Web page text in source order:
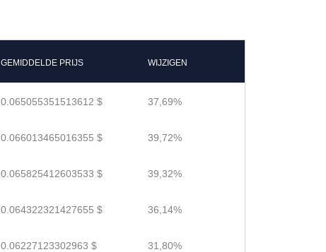
GEMIDDELDE PRIJS WIJZIGEN
0.065055351513612 $ 37,69%
0.066013465016355 $ 39,72%
0.065825412603533 $ 39,32%
0.064322321427655 $ 36,14%
0.06227123302963 $ 31,80%